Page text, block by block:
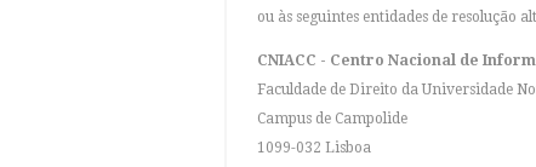
ou às seguintes entidades de resolução
CNIACC - Centro Nacional de
Faculdade de Direito da Universidade
Campus de Campolide
1099-032 Lisboa